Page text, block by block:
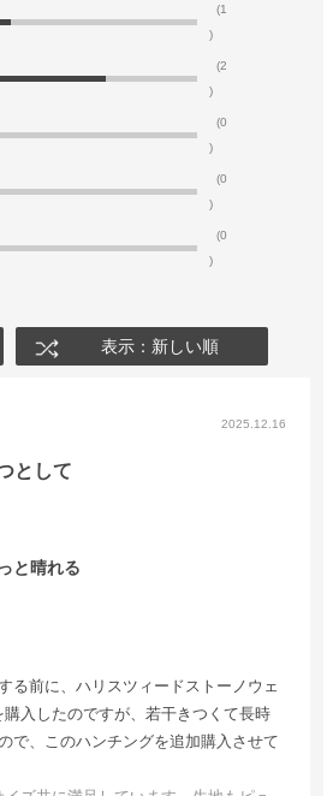
(1
)
(2
)
(0
)
(0
)
(0
)
表示：新しい順
2025.12.16
として
と晴れる
る前に、ハリスツィードストーノウェ
入したのですが、若干きつくて長時
で、このハンチングを追加購入させて